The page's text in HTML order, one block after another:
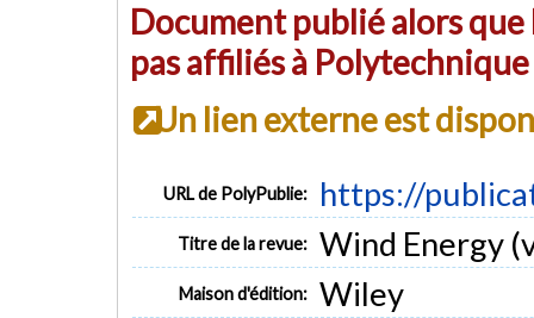
Document publié alors
pas affiliés à
Un lien externe est
URL de PolyPublie: https://
Titre de la revue: Wind Energy
Maison d'édition: Wiley